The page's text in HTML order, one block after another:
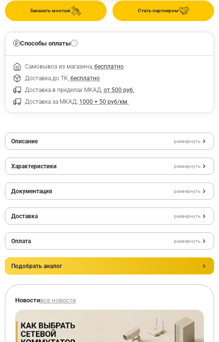
Стать партнером
Заказать монтаж
Способы оплаты
Самовывоз из магазина, бесплатно
Доставка до ТК, бесплатно
Доставка в пределах МКАД, от 500 руб.
Доставка за МКАД, 1000 + 50 руб/км.
Описание развернуть
Характеристики развернуть
Документация развернуть
Доставка развернуть
Оплата развернуть
Подобрать аналог
Новостивсе новости